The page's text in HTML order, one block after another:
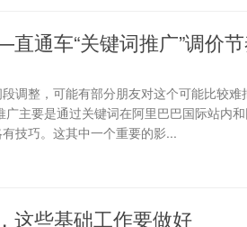
通车“关键词推广”调价
调整，可能有部分朋友对这个可能比较难
主要是通过关键词在阿里巴巴国际站内
技巧。这其中一个重要的影...
这些基础工作要做好